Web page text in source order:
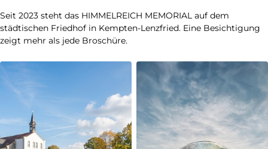
Seit 2023 steht das HIMMELREICH MEMORIAL auf dem
städtischen Friedhof in Kempten-Lenzfried. Eine Besichtigung
zeigt mehr als jede Broschüre.